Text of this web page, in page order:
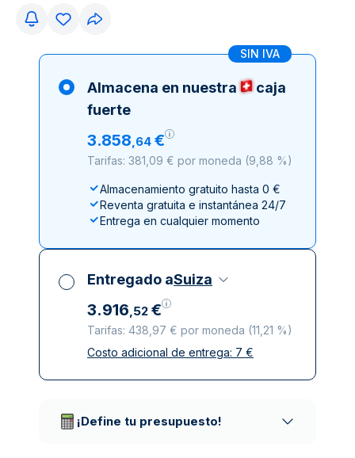
SIN IVA
Almacena en nuestra
caja
fuerte
3.858,64 €
Tarifas: 381,09 € por moneda (9,88 %)
Almacenamiento gratuito hasta 0 €
Reventa gratuita e instantánea 24/7
Entrega en cualquier momento
Entregado aSuiza
3.916,52 €
Tarifas: 438,97 € por moneda (11,21 %)
Impuestos incluidos
Costo adicional de entrega: 7 €
¡Define tu presupuesto!